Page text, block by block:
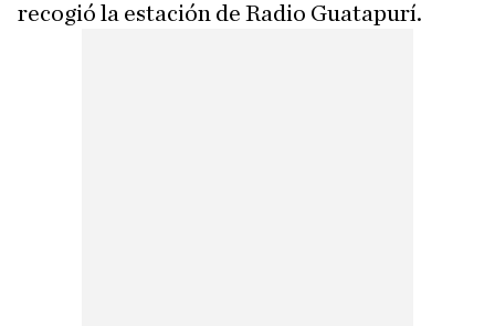
recogió la estación de Radio Guatapurí.